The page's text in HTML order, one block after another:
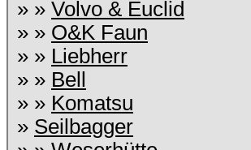
» » Volvo & Euclid
» » O&K Faun
» » Liebherr
» » Bell
» » Komatsu
» Seilbagger